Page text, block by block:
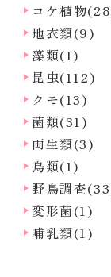
コケ植物
地衣類(9)
藻類(1)
昆虫(112)
クモ(13)
菌類(31)
両生類(3)
鳥類(1)
野鳥調査
変形菌(1)
哺乳類(1)